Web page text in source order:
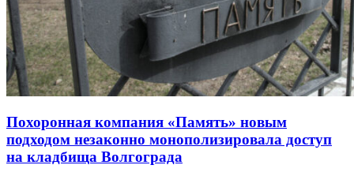
Похоронная компания «Память» новым
подходом незаконно монополизировала доступ
на кладбища Волгограда